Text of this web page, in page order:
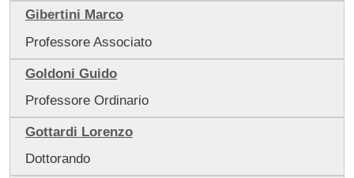
Gibertini Marco
Professore Associato
Goldoni Guido
Professore Ordinario
Gottardi Lorenzo
Dottorando